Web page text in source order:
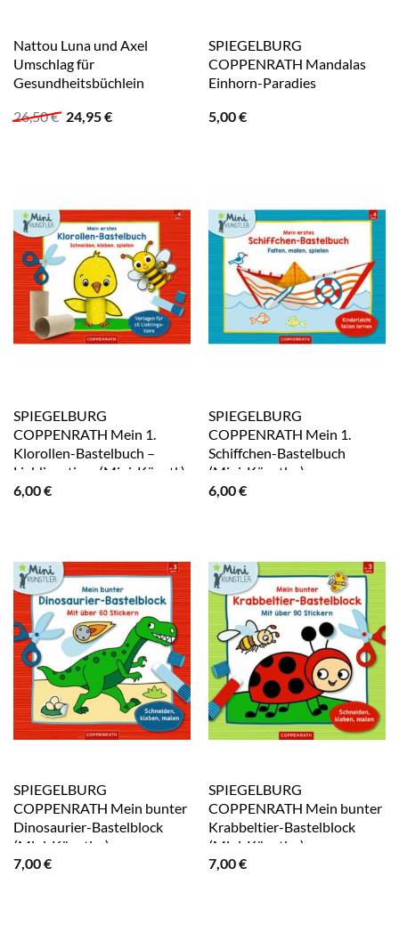
Nattou Luna und Axel
Umschlag für
Gesundheitsbüchlein
26,50€ Ursprünglicher
Preis
24,95€Aktueller
SPIEGELBURG
COPPENRATH Mandalas
Einhorn-Paradies
5,00€
SPIEGELBURG
COPPENRATH Mein 1.
Klorollen-Bastelbuch –
Lieblingstiere (Mini-Künstl.)
6,00€
SPIEGELBURG
COPPENRATH Mein 1.
Schiffchen-Bastelbuch
(Mini-Künstler)
6,00€
SPIEGELBURG
COPPENRATH Mein bunter
Dinosaurier-Bastelblock
(Mini-Künstler)
7,00€
SPIEGELBURG
COPPENRATH Mein bunter
Krabbeltier-Bastelblock
(Mini-Künstler)
7,00€